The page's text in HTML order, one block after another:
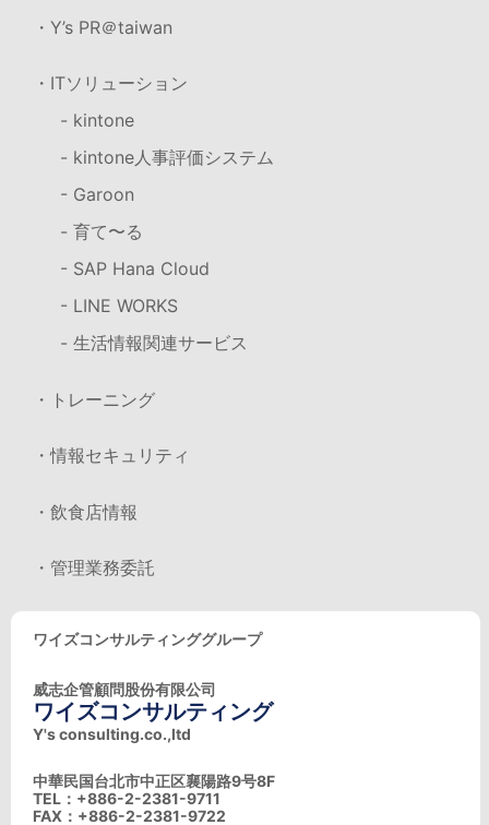
・Y’s PR＠taiwan
・ITソリューション
- kintone
- kintone人事評価システム
- Garoon
- 育て〜る
- SAP Hana Cloud
- LINE WORKS
- 生活情報関連サービス
・トレーニング
・情報セキュリティ
・飲食店情報
・管理業務委託
ワイズコンサルティンググループ
威志企管顧問股份有限公司
ワイズコンサルティング
Y's consulting.co.,ltd
中華民国台北市中正区襄陽路9号8F
TEL：+886-2-2381-9711
FAX：+886-2-2381-9722